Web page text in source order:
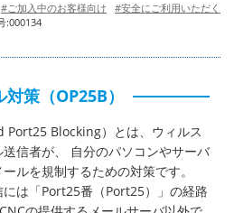
#ご加入中のお客様向け
#安全にご利用いただく
:000134
策（OP25B）
Port25 Blocking）とは、ウィルス
信者が、 自分のパソコンやサーバ
ルを規制するための対策です。
は「Port25番（Port25）」の経路